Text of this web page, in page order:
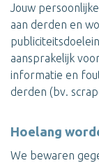
Jouw
aan derden en
aansprakelijk
informatie en
derden (bv.
Hoelang
We bewaren